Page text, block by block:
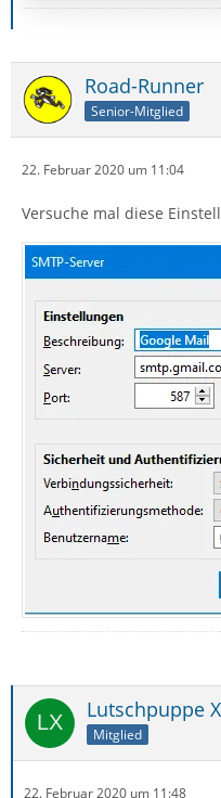
Road-Runner
Senior-Mitglied
22. Februar 2020 um 11:04
Versuche mal diese
Lutschpuppe
Mitglied
22. Februar 2020 um 11:48